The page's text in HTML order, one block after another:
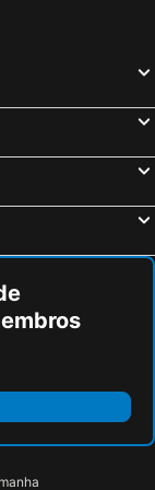
Fjordane Hotéis